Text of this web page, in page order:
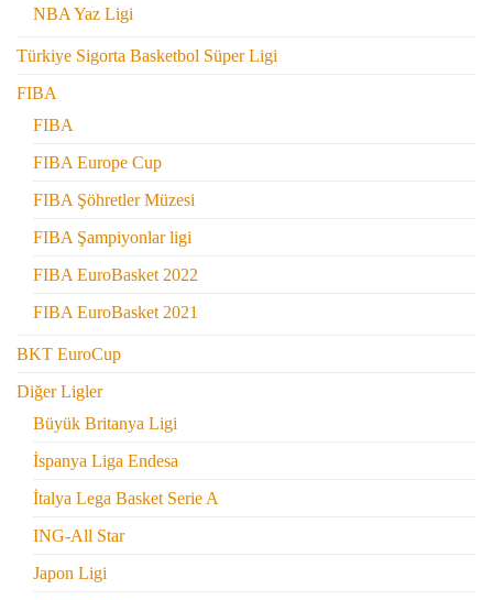
NBA Yaz Ligi
Türkiye Sigorta Basketbol Süper Ligi
FIBA
FIBA
FIBA Europe Cup
FIBA Şöhretler Müzesi
FIBA Şampiyonlar ligi
FIBA EuroBasket 2022
FIBA EuroBasket 2021
BKT EuroCup
Diğer Ligler
Büyük Britanya Ligi
İspanya Liga Endesa
İtalya Lega Basket Serie A
ING-All Star
Japon Ligi